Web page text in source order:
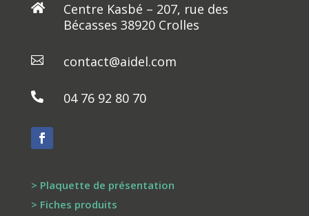

Centre Kasbé – 207, rue des
Bécasses 38920 Crolles
 contact@aidel.com
 04 76 92 80 70
> Plaquette de présentation
> Fiches produits